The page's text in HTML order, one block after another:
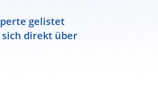
gelistet
direkt über